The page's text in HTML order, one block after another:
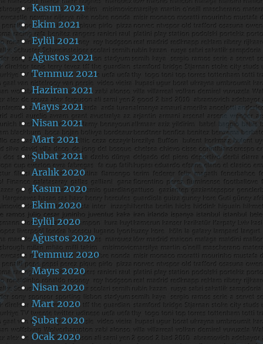
Kasım 2021
Ekim 2021
Eylül 2021
Ağustos 2021
Temmuz 2021
Haziran 2021
Mayıs 2021
Nisan 2021
Mart 2021
Şubat 2021
Aralık 2020
Kasım 2020
Ekim 2020
Eylül 2020
Ağustos 2020
Temmuz 2020
Mayıs 2020
Nisan 2020
Mart 2020
Şubat 2020
Ocak 2020